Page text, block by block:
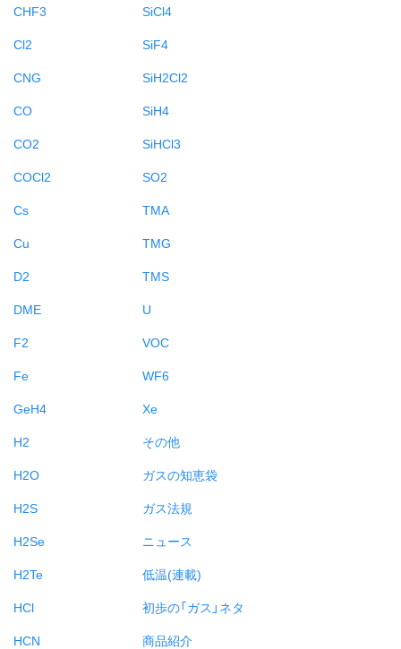
CHF3
Cl2
CNG
CO
CO2
COCl2
Cs
Cu
D2
DME
F2
Fe
GeH4
H2
H2O
H2S
H2Se
H2Te
HCl
HCN
SiCl4
SiF4
SiH2Cl2
SiH4
SiHCl3
SO2
TMA
TMG
TMS
U
VOC
WF6
Xe
その他
ガスの知恵袋
ガス法規
ニュース
低温(連載)
初歩の「ガス」ネタ
商品紹介